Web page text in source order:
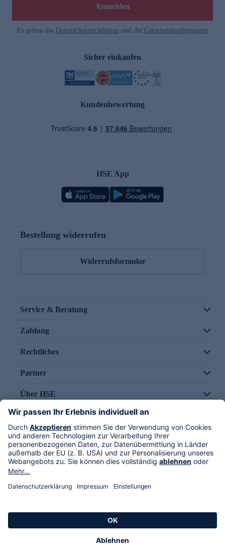
Anmelden
Es gelten die Datenschutzrichtlinien und die Gutscheinbedingungen
Sicher einkaufen
Kundenbewertung
HSE App
Bestellung widerrufen
Widerrufsformular
Service & Beratung
Zahlung
Rechtliches
Partner
Über HSE
Im TV
HSE International